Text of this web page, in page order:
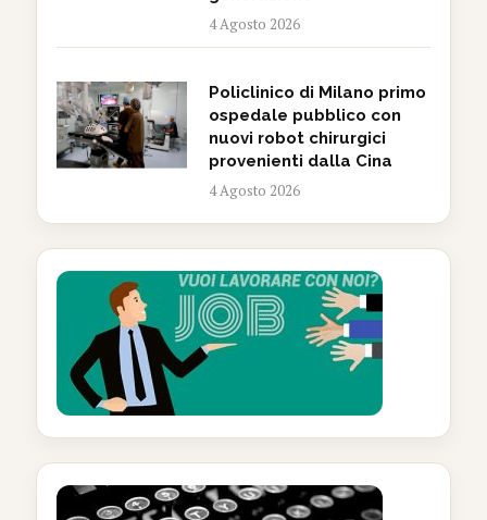
4 Agosto 2026
Policlinico di Milano primo
ospedale pubblico con
nuovi robot chirurgici
provenienti dalla Cina
4 Agosto 2026